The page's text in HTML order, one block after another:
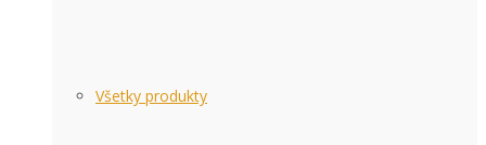
Všetky produkty